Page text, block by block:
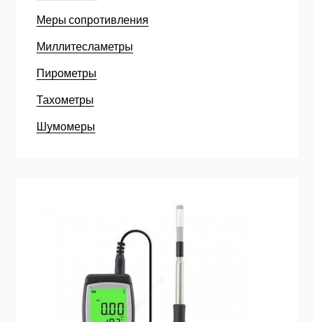
Меры сопротивления
Миллитесламетры
Пирометры
Тахометры
Шумомеры